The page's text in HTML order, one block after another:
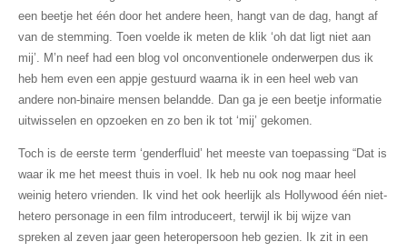
een beetje het één door het andere heen, hangt van de dag, hangt af
van de stemming. Toen voelde ik meten de klik ‘oh dat ligt niet aan
mij’. M’n neef had een blog vol onconventionele onderwerpen dus ik
heb hem even een appje gestuurd waarna ik in een heel web van
andere non-binaire mensen belandde. Dan ga je een beetje informatie
uitwisselen en opzoeken en zo ben ik tot ‘mij’ gekomen.
Toch is de eerste term ‘genderfluid’ het meeste van toepassing “Dat is
waar ik me het meest thuis in voel. Ik heb nu ook nog maar heel
weinig hetero vrienden. Ik vind het ook heerlijk als Hollywood één niet-
hetero personage in een film introduceert, terwijl ik bij wijze van
spreken al zeven jaar geen heteropersoon heb gezien. Ik zit in een